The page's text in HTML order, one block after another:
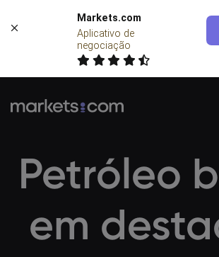
Markets.com
Aplicativo de
negociação
Petróleo
em